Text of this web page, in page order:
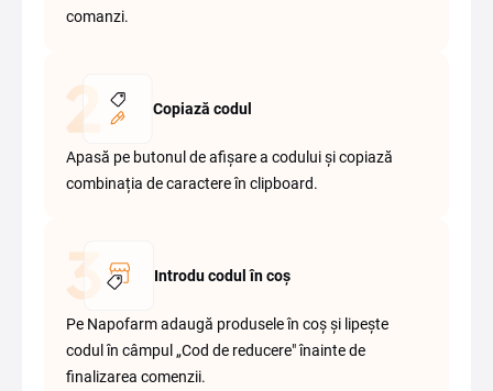
comanzi.
Copiază codul
Apasă pe butonul de afișare a codului și copiază
combinația de caractere în clipboard.
Introdu codul în coș
Pe Napofarm adaugă produsele în coș și lipește
codul în câmpul „Cod de reducere" înainte de
finalizarea comenzii.